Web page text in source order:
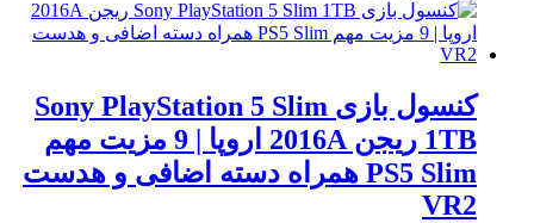
کنسول بازی Sony PlayStation 5 Slim
1TB ریجن 2016A اروپا | 9 مزیت مهم
PS5 Slim همراه دسته اضافی و هدست
VR2